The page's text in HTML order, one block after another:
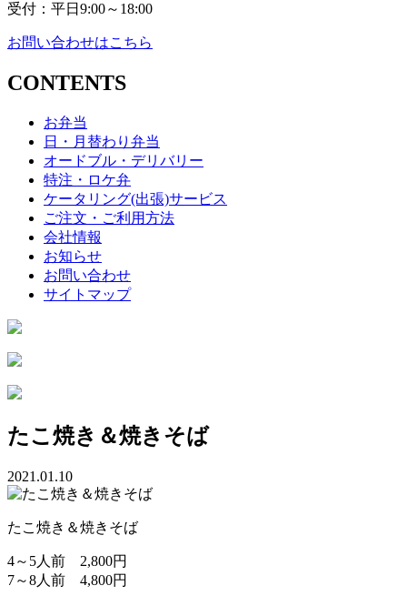
受付：平日9:00～18:00
お問い合わせはこちら
CONTENTS
お弁当
日・月替わり弁当
オードブル・デリバリー
特注・ロケ弁
ケータリング(出張)サービス
ご注文・ご利用方法
会社情報
お知らせ
お問い合わせ
サイトマップ
たこ焼き＆焼きそば
2021.01.10
たこ焼き＆焼きそば
4～5人前 2,800円
7～8人前 4,800円